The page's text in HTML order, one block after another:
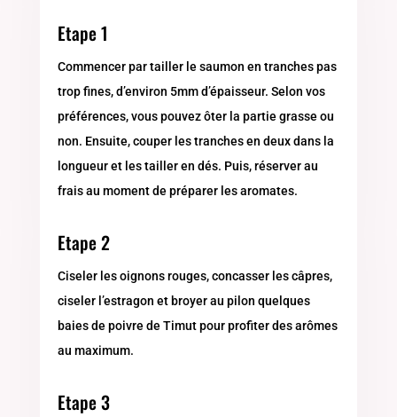
Etape 1
Commencer par tailler le saumon en tranches pas
trop fines, d’environ 5mm d’épaisseur. Selon vos
préférences, vous pouvez ôter la partie grasse ou
non. Ensuite, couper les tranches en deux dans la
longueur et les tailler en dés. Puis, réserver au
frais au moment de préparer les aromates.
Etape 2
Ciseler les oignons rouges, concasser les câpres,
ciseler l’estragon et broyer au pilon quelques
baies de poivre de Timut pour profiter des arômes
au maximum.
Etape 3